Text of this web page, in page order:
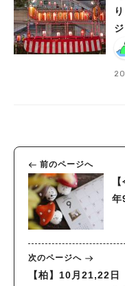
前のページへ
年
次のページへ
【柏】10月21,22